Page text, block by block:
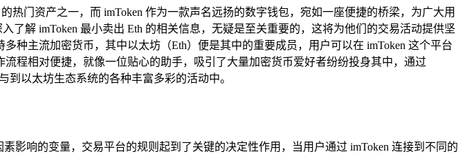
门资产之一，而 imToken 作为一款声名远扬的数字钱包，宛如一座便捷的桥梁，为广大用
了解 imToken 最小卖出 Eth 的相关信息，无疑是至关重要的，这将为他们的交易活动提供坚
种主流加密货币，其中以太坊（Eth）便是其中的重要成员，用户可以在 imToken 这个平台
程相对便捷，就像一位贴心的助手，吸引了大量加密货币爱好者纷纷投身其中，通过
到以太坊生态系统的各种丰富多彩的活动中。
影响的变量，交易平台的规则起到了关键的决定性作用，当用户通过 imToken 连接到不同的